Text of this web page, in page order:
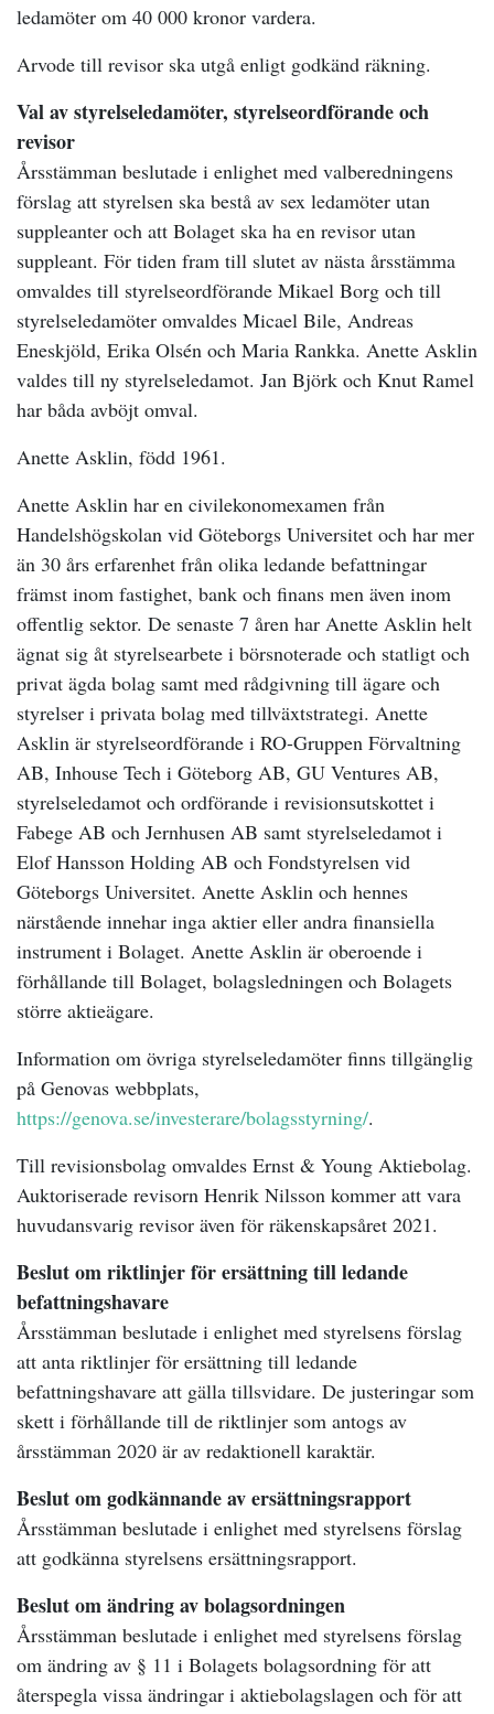
ledamöter om 40 000 kronor vardera.
Arvode till revisor ska utgå enligt godkänd räkning.
Val av styrelseledamöter, styrelseordförande och
revisor
Årsstämman beslutade i enlighet med valberedningens
förslag att styrelsen ska bestå av sex ledamöter utan
suppleanter och att Bolaget ska ha en revisor utan
suppleant. För tiden fram till slutet av nästa årsstämma
omvaldes till styrelseordförande Mikael Borg och till
styrelseledamöter omvaldes Micael Bile, Andreas
Eneskjöld, Erika Olsén och Maria Rankka. Anette Asklin
valdes till ny styrelseledamot. Jan Björk och Knut Ramel
har båda avböjt omval.
Anette Asklin, född 1961.
Anette Asklin har en civilekonomexamen från
Handelshögskolan vid Göteborgs Universitet och har mer
än 30 års erfarenhet från olika ledande befattningar
främst inom fastighet, bank och finans men även inom
offentlig sektor. De senaste 7 åren har Anette Asklin helt
ägnat sig åt styrelsearbete i börsnoterade och statligt och
privat ägda bolag samt med rådgivning till ägare och
styrelser i privata bolag med tillväxtstrategi. Anette
Asklin är styrelseordförande i RO-Gruppen Förvaltning
AB, Inhouse Tech i Göteborg AB, GU Ventures AB,
styrelseledamot och ordförande i revisionsutskottet i
Fabege AB och Jernhusen AB samt styrelseledamot i
Elof Hansson Holding AB och Fondstyrelsen vid
Göteborgs Universitet. Anette Asklin och hennes
närstående innehar inga aktier eller andra finansiella
instrument i Bolaget. Anette Asklin är oberoende i
förhållande till Bolaget, bolagsledningen och Bolagets
större aktieägare.
Information om övriga styrelseledamöter finns tillgänglig
på Genovas webbplats,
https://genova.se/investerare/bolagsstyrning/.
Till revisionsbolag omvaldes Ernst & Young Aktiebolag.
Auktoriserade revisorn Henrik Nilsson kommer att vara
huvudansvarig revisor även för räkenskapsåret 2021.
Beslut om riktlinjer för ersättning till ledande
befattningshavare
Årsstämman beslutade i enlighet med styrelsens förslag
att anta riktlinjer för ersättning till ledande
befattningshavare att gälla tillsvidare. De justeringar som
skett i förhållande till de riktlinjer som antogs av
årsstämman 2020 är av redaktionell karaktär.
Beslut om godkännande av ersättningsrapport
Årsstämman beslutade i enlighet med styrelsens förslag
att godkänna styrelsens ersättningsrapport.
Beslut om ändring av bolagsordningen
Årsstämman beslutade i enlighet med styrelsens förslag
om ändring av § 11 i Bolagets bolagsordning för att
återspegla vissa ändringar i aktiebolagslagen och för att